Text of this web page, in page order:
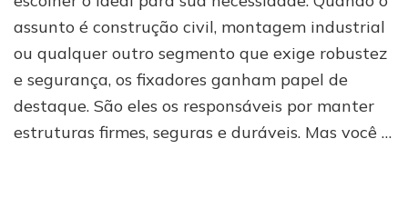
de
fixadores
seus
benefícios
assunto é construção civil, montagem industrial
ou qualquer outro segmento que exige robustez
e segurança, os fixadores ganham papel de
destaque. São eles os responsáveis por manter
estruturas firmes, seguras e duráveis. Mas você …